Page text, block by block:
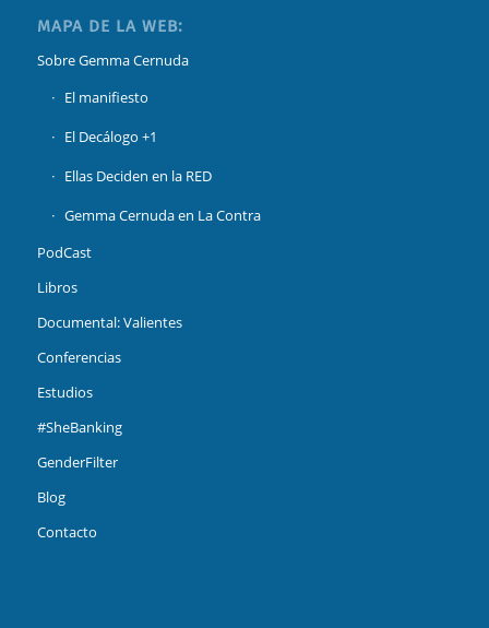
MAPA DE LA WEB:
Sobre Gemma Cernuda
El manifiesto
El Decálogo +1
Ellas Deciden en la RED
Gemma Cernuda en La Contra
PodCast
Libros
Documental: Valientes
Conferencias
Estudios
#SheBanking
GenderFilter
Blog
Contacto